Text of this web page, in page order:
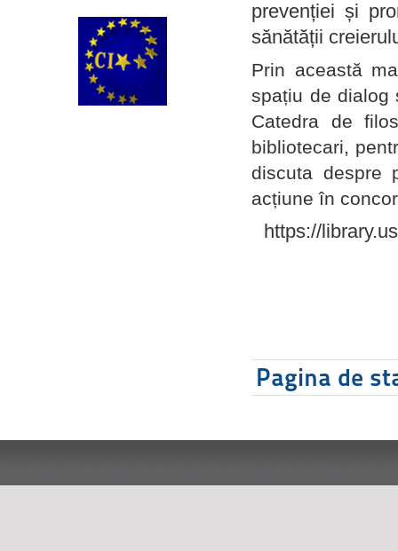
prevenției și
sănătății
Prin această
spațiu de dialog
Catedra de
bibliotecari,
discuta despre
acțiune în
https://
Pagina de